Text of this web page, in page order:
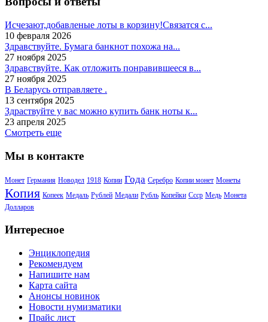
Исчезают,добавленые лоты в корзину!Связатся с...
10 февраля 2026
Здравствуйте. Бумага банкнот похожа на...
27 ноября 2025
Здравствуйте. Как отложить понравившееся в...
27 ноября 2025
В Беларусь отправляете .
13 сентября 2025
Здраствуйте у вас можно купить банк ноты к...
23 апреля 2025
Смотреть еще
Мы в контакте
Монет Германия Новодел 1918 Копии Года Серебро Копии монет Монеты
Копия Копеек Медаль Рублей Медали Рубль Копейки Ссср Медь Монета
Долларов
Интересное
Энциклопедия
Рекомендуем
Напишите нам
Карта сайта
Анонсы новинок
Новости нумизматики
Прайс лист